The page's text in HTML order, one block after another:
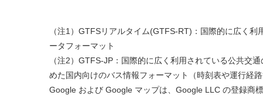
（注1）GTFSリアルタイム(GTFS-RT)：国際的に広く
ータフォーマット
（注2）GTFS-JP：国際的に広く利用されている公共交
めた国内向けのバス情報フォーマット（時刻表や運行経路
Google および Google マップは、Google LLC の登録商標